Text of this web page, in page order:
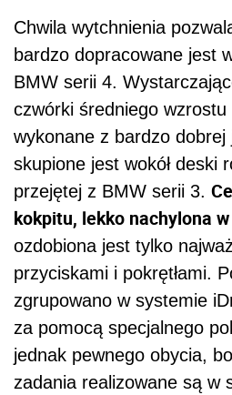
Chwila wytchnienia
bardzo dopracowane jest
BMW serii 4.
czwórki średniego wzrostu
wykonane z bardzo dobrej
skupione jest wokół deski
przejętej z BMW serii 3.
kokpitu, lekko nachylona
ozdobiona jest tylko
przyciskami i pokrętłami.
zgrupowano w systemie
za pomocą specjalnego
jednak pewnego obycia,
zadania realizowane są w